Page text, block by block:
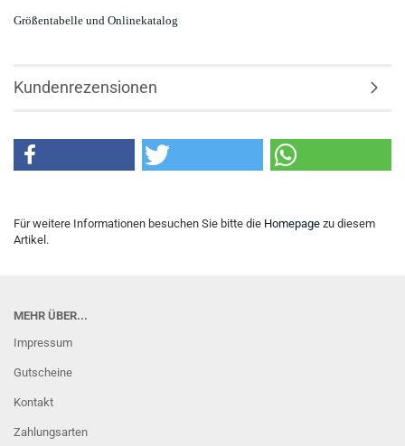
Größentabelle und Onlinekatalog
Kundenrezensionen
Für weitere Informationen besuchen Sie bitte die Homepage zu diesem
Artikel.
MEHR ÜBER...
Impressum
Gutscheine
Kontakt
Zahlungsarten